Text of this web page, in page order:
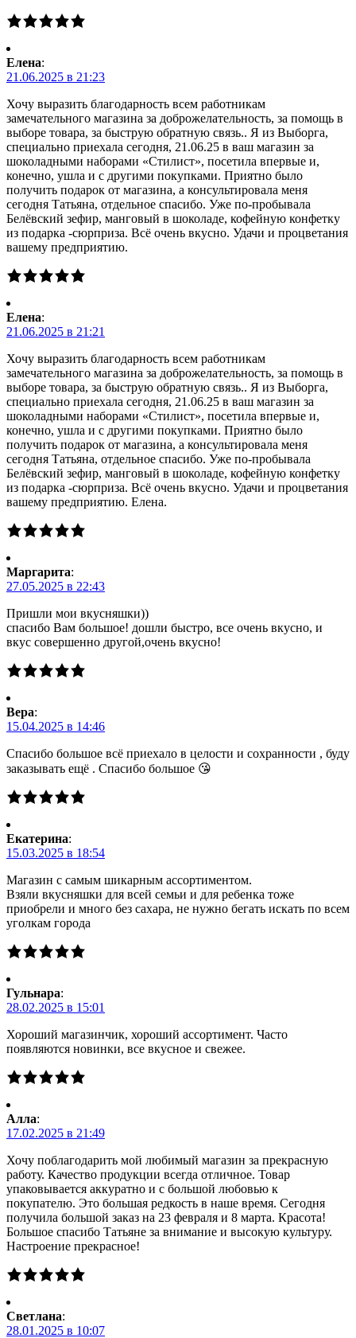
Елена:
21.06.2025 в 21:23
Хочу выразить благодарность всем работникам
замечательного магазина за доброжелательность, за помощь в
выборе товара, за быструю обратную связь.. Я из Выборга,
специально приехала сегодня, 21.06.25 в ваш магазин за
шоколадными наборами «Стилист», посетила впервые и,
конечно, ушла и с другими покупками. Приятно было
получить подарок от магазина, а консультировала меня
сегодня Татьяна, отдельное спасибо. Уже по-пробывала
Белёвский зефир, манговый в шоколаде, кофейную конфетку
из подарка -сюрприза. Всё очень вкусно. Удачи и процветания
вашему предприятию.
Елена:
21.06.2025 в 21:21
Хочу выразить благодарность всем работникам
замечательного магазина за доброжелательность, за помощь в
выборе товара, за быструю обратную связь.. Я из Выборга,
специально приехала сегодня, 21.06.25 в ваш магазин за
шоколадными наборами «Стилист», посетила впервые и,
конечно, ушла и с другими покупками. Приятно было
получить подарок от магазина, а консультировала меня
сегодня Татьяна, отдельное спасибо. Уже по-пробывала
Белёвский зефир, манговый в шоколаде, кофейную конфетку
из подарка -сюрприза. Всё очень вкусно. Удачи и процветания
вашему предприятию. Елена.
Маргарита:
27.05.2025 в 22:43
Пришли мои вкусняшки))
спасибо Вам большое! дошли быстро, все очень вкусно, и
вкус совершенно другой,очень вкусно!
Вера:
15.04.2025 в 14:46
Спасибо большое всё приехало в целости и сохранности , буду
заказывать ещё . Спасибо большое 😘
Екатерина:
15.03.2025 в 18:54
Магазин с самым шикарным ассортиментом.
Взяли вкусняшки для всей семьи и для ребенка тоже
приобрели и много без сахара, не нужно бегать искать по всем
уголкам города
Гульнара:
28.02.2025 в 15:01
Хороший магазинчик, хороший ассортимент. Часто
появляются новинки, все вкусное и свежее.
Алла:
17.02.2025 в 21:49
Хочу поблагодарить мой любимый магазин за прекрасную
работу. Качество продукции всегда отличное. Товар
упаковывается аккуратно и с большой любовью к
покупателю. Это большая редкость в наше время. Сегодня
получила большой заказ на 23 февраля и 8 марта. Красота!
Большое спасибо Татьяне за внимание и высокую культуру.
Настроение прекрасное!
Светлана:
28.01.2025 в 10:07